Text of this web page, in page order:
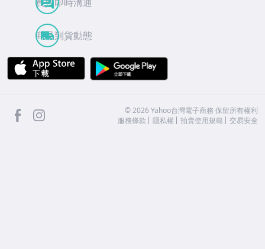
商品到貨動態
APP Store
facebook ©2026 Yahoo台灣電子商務 保留所有權利
服務條款
隱私權 拍賣使用規範 交易安全